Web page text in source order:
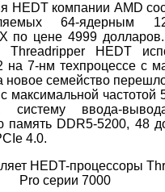
HEDT компании AMD
64-ядерным
по цене 4999
Threadripper HEDT
на 7-нм техпроцессе с
новое семейство
максимальной частотой
систему ввода-
память DDR5-5200, 48
4.0.